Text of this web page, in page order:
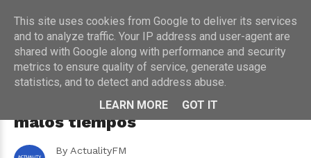
HOME›CONCIERTOS›MÚSICA
Llega el "Yo Me Quedo En Casa
Festival": música contra los
malos tiempos
By ActualityFM
This site uses cookies from Google to deliver its services
and to analyze traffic. Your IP address and user-agent are
shared with Google along with performance and security
metrics to ensure quality of service, generate usage
statistics, and to detect and address abuse.
LEARN MORE
GOT IT